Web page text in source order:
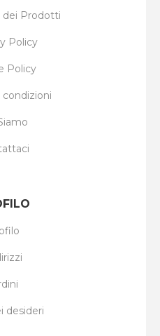
dei Prodotti
Policy
Policy
condizioni
desideri